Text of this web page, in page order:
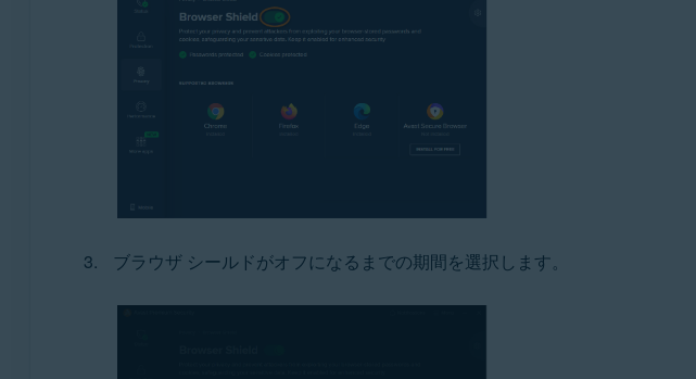
ブラウザ シールドがオフになるまでの期間を選択します。